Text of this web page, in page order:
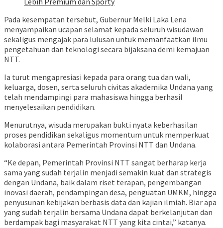
Pada kesempatan tersebut, Gubernur Melki Laka Lena
menyampaikan ucapan selamat kepada seluruh wisudawan
sekaligus mengajak para lulusan untuk memanfaatkan ilmu
pengetahuan dan teknologi secara bijaksana demi kemajuan
NTT.
Ia turut mengapresiasi kepada para orang tua dan wali,
keluarga, dosen, serta seluruh civitas akademika Undana yang
telah mendampingi para mahasiswa hingga berhasil
menyelesaikan pendidikan.
Menurutnya, wisuda merupakan bukti nyata keberhasilan
proses pendidikan sekaligus momentum untuk memperkuat
kolaborasi antara Pemerintah Provinsi NTT dan Undana.
“Ke depan, Pemerintah Provinsi NTT sangat berharap kerja
sama yang sudah terjalin menjadi semakin kuat dan strategis
dengan Undana, baik dalam riset terapan, pengembangan
inovasi daerah, pendampingan desa, penguatan UMKM, hingga
penyusunan kebijakan berbasis data dan kajian ilmiah. Biar apa
yang sudah terjalin bersama Undana dapat berkelanjutan dan
berdampak bagi masyarakat NTT yang kita cintai,” katanya.